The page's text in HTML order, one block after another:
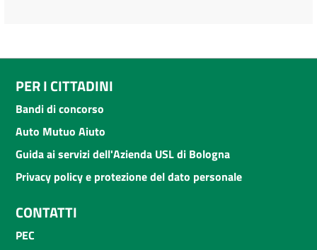
PER I CITTADINI
Bandi di concorso
Auto Mutuo Aiuto
Guida ai servizi dell'Azienda USL di Bologna
Privacy policy e protezione del dato personale
CONTATTI
PEC